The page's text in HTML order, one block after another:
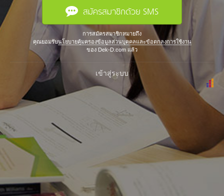
สมัครสมาชิกด้วย SMS
การสมัครสมาชิกหมายถึง
คุณยอมรับนโยบายคุ้มครองข้อมูลส่วนบุคคลและข้อตกลงการใช้งาน
ของ Dek-D.com แล้ว
เข้าสู่ระบบ